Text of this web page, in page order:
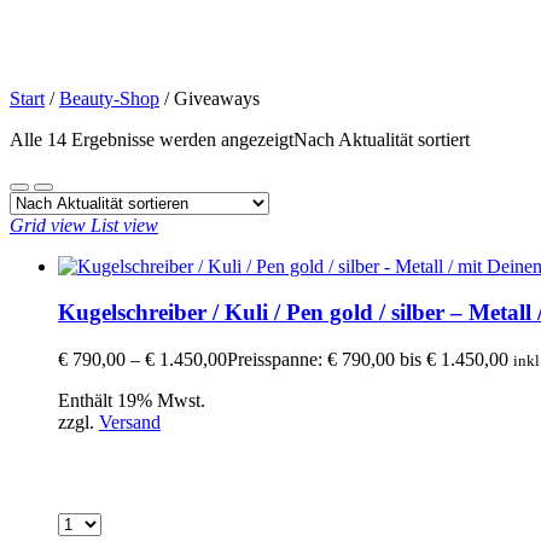
Start /Beauty-Shop /Giveaways
Alle 14 Ergebnisse werden angezeigtNach Aktualität sortiert
Grid view List view
Kugelschreiber / Kuli / Pen gold / silber – Metall
€ 790,00 – € 1.450,00Preisspanne: € 790,00 bis € 1.450,00
Enthält 19% Mwst.
zzgl. Versand